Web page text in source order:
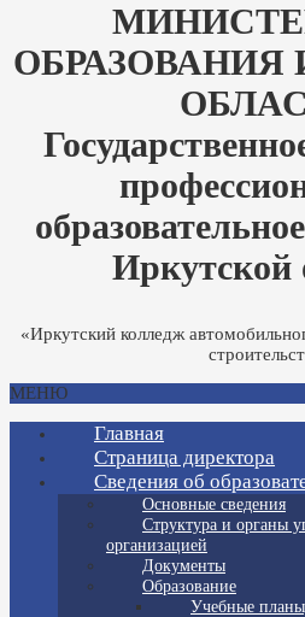
ОБРАЗОВАНИЯ
Иркутской
«Иркутский колледж
МЕНЮ
Главная
Страница директора
Сведения об
Основные сведения
Структура и органы
организацией
Документы
Образование
Учебные